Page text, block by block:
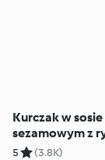
Kurczak w sosie
sezamowym z
chrupiącymi
5 (3.8K)